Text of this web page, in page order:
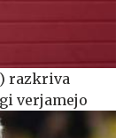
razkriva
verjamejo